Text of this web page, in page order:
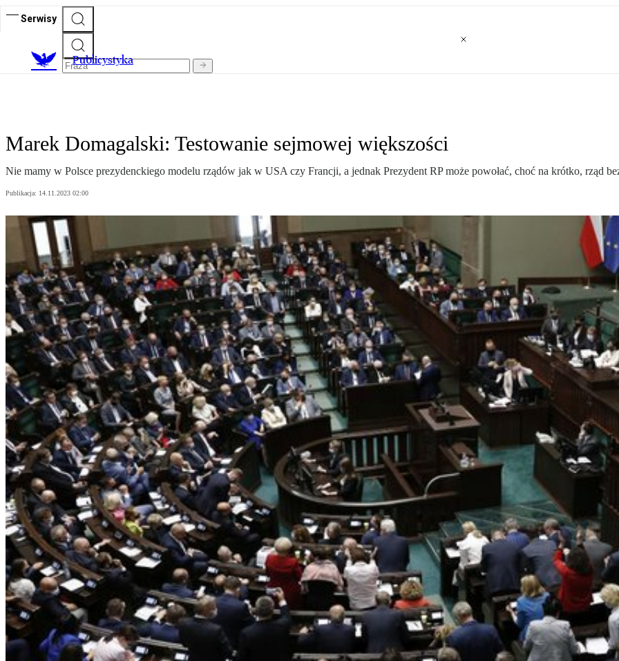
Serwisy
Publicystyka
Marek Domagalski: Testowanie sejmowej większości
Nie mamy w Polsce prezydenckiego modelu rządów jak w USA czy Francji, a jednak Prezydent RP może powołać, choć na krótko, rząd
Publikacja: 14.11.2023 02:00